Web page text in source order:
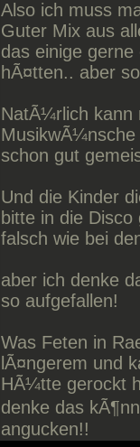
Also ich muss
Guter Mix aus
das einige
hÃ¤tten.. aber
NatÃ¼rlich kann
MusikwÃ¼nsche
schon gut
Und die Kinder
bitte in die
falsch wie bei
aber ich denke
so aufgefallen!
Was Feten in
lÃ¤ngerem und
HÃ¼tte gerockt
denke das
angucken!!